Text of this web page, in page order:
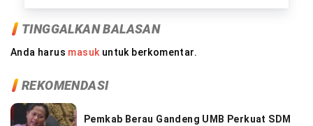
TINGGALKAN BALASAN
Anda harus masuk untuk berkomentar.
REKOMENDASI
Pemkab Berau Gandeng UMB Perkuat SDM